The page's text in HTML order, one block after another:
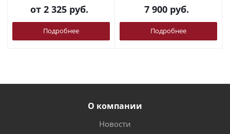
от 2 325 руб.
Подробнее
7 900 руб.
Подробнее
О компании
Новости